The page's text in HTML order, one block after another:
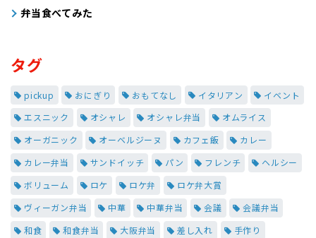
弁当食べてみた
タグ
pickup おにぎり おもてなし イタリアン
イベント
エスニック
オシャレ オシャレ弁当
オムライス
オーガニック
オーベルジーヌ カフェ飯
カレー
カレー弁当
サンドイッチ パン フレンチ
ヘルシー
ボリューム
ロケ ロケ弁
ロケ弁大賞
ヴィーガン弁当
中華 中華弁当 会議
会議弁当
和食
和食弁当 大阪弁当 差し入れ
手作り